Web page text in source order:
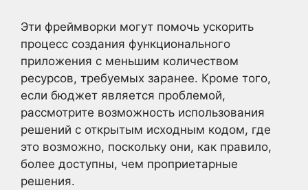
Эти фреймворки могут помочь ускорить
процесс создания функционального
приложения с меньшим количеством
ресурсов, требуемых заранее. Кроме того,
если бюджет является проблемой,
рассмотрите возможность использования
решений с открытым исходным кодом, где
это возможно, поскольку они, как правило,
более доступны, чем проприетарные
решения.